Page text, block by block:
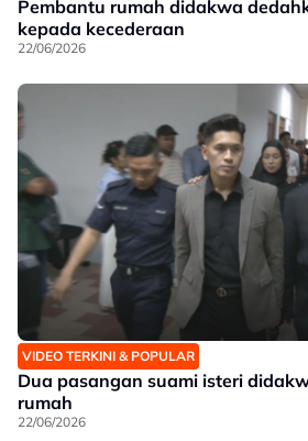
Pembantu rumah didakwa
kepada kecederaan
22/06/2026
VIDEO TERKINI & POPULAR
Dua pasangan suami isteri
rumah
22/06/2026